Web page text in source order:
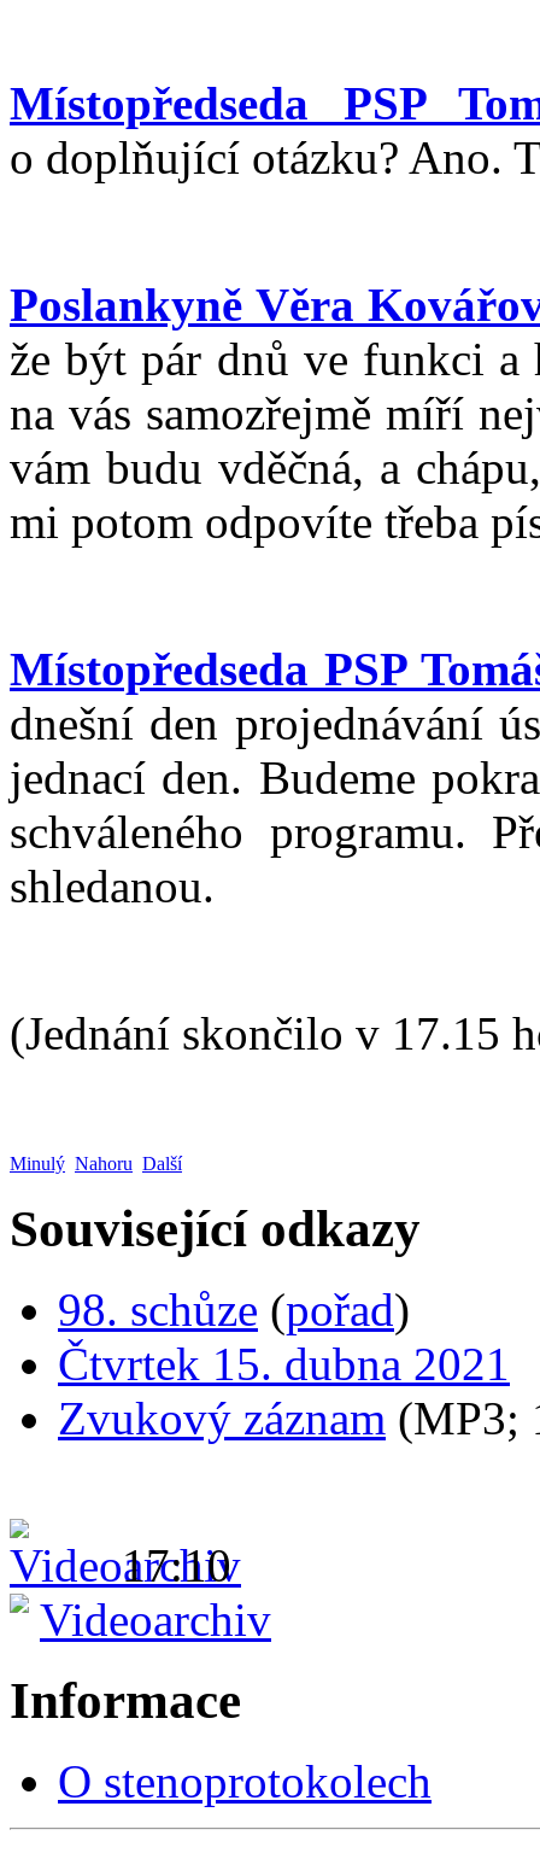
Místopředseda PSP
o doplňující otázku? Ano.
Poslankyně Věra
že být pár dnů ve funkci a
na vás samozřejmě míří
vám budu vděčná, a
mi potom odpovíte třeba
Místopředseda PSP
dnešní den projednávání
jednací den. Budeme
schváleného programu.
shledanou.
(Jednání skončilo v 17.15
Minulý Nahoru Další
Související odkazy
98. schůze (pořad)
Čtvrtek 15. dubna 2021
Zvukový záznam (MP3;
17:10
Videoarchiv
Informace
O stenoprotokolech